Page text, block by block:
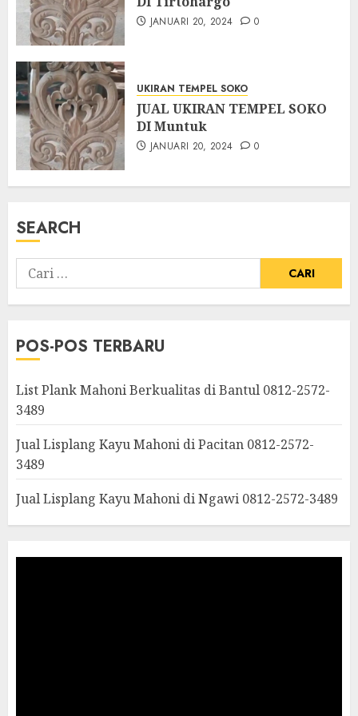
JANUARI 20, 2024 0
UKIRAN TEMPEL SOKO
JUAL UKIRAN TEMPEL SOKO
DI Muntuk
JANUARI 20, 2024 0
SEARCH
POS-POS TERBARU
List Plank Mahoni Berkualitas di Bantul 0812-2572-
3489
Jual Lisplang Kayu Mahoni di Pacitan 0812-2572-
3489
Jual Lisplang Kayu Mahoni di Ngawi 0812-2572-3489